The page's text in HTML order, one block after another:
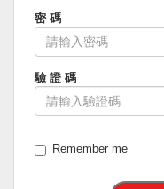
密 碼
驗 證 碼
Remember me